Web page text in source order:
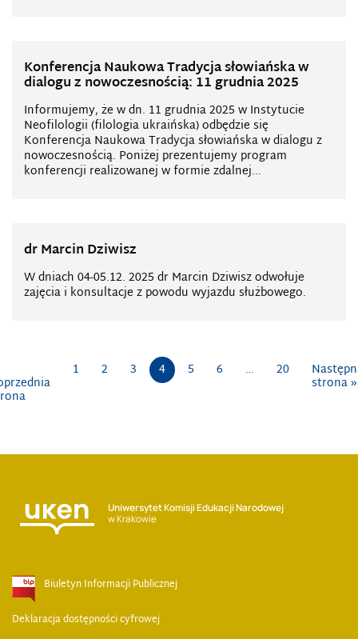
Konferencja Naukowa Tradycja słowiańska w
dialogu z nowoczesnością: 11 grudnia 2025
Informujemy, że w dn. 11 grudnia 2025 w Instytucie
Neofilologii (filologia ukraińska) odbędzie się
Konferencja Naukowa Tradycja słowiańska w dialogu z
nowoczesnością. Poniżej prezentujemy program
konferencji realizowanej w formie zdalnej...
dr Marcin Dziwisz
W dniach 04-05.12. 2025 dr Marcin Dziwisz odwołuje
zajęcia i konsultacje z powodu wyjazdu służbowego.
1 2 3 4 5 6 … 20
strona »
Uniwersytet Komisji Edukacji Narodowej
w Krakowie
Biuletyn Informacji Publicznej
Deklaracja dostępności cyfrowej